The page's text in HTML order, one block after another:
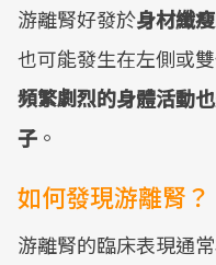
游離腎好發於身材纖
也可能發生在左側或
頻繁劇烈的身體活動
子 。
如何發現游離腎？
游離腎的臨床表現通